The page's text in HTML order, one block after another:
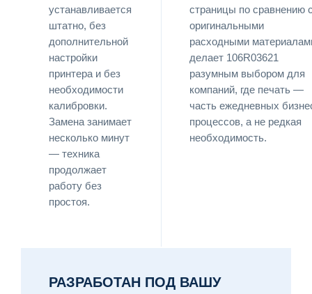
устанавливается
штатно, без
дополнительной
настройки
принтера и без
необходимости
калибровки.
Замена занимает
несколько минут
— техника
продолжает
работу без
простоя.
страницы по сравнению
оригинальными
расходными
делает 106R03621
разумным выбором для
компаний, где печать —
часть ежедневных
процессов, а не редкая
необходимость.
РАЗРАБОТАН ПОД ВАШУ